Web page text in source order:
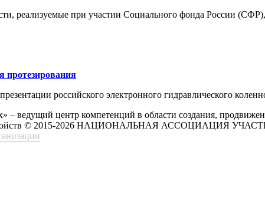
реализуемые при участии Социального фонда России
протезирования
российского электронного гидравлического
– ведущий центр компетенций в области создания,
© 2015-2026 НАЦИОНАЛЬНАЯ АССОЦИАЦИЯ